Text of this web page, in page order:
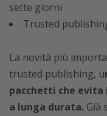
sette giorni
Trusted
La novità più
trusted publishing, u
pacchetti che
a lunga durata. Già